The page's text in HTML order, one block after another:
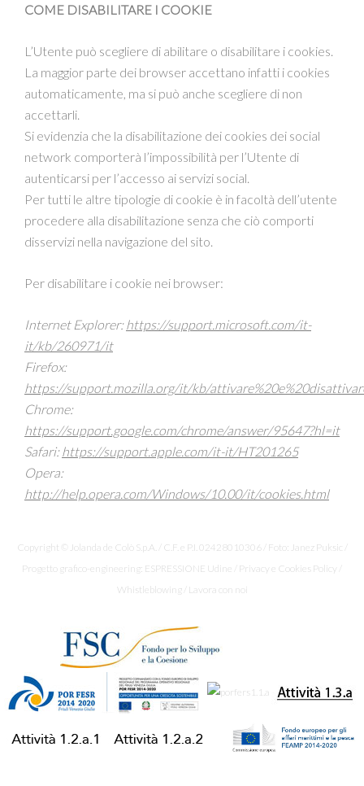
COME DISABILITARE I COOKIE
L’Utente può scegliere di abilitare o disabilitare i cookies.
La maggior parte dei browser accettano infatti i cookies
automaticamente, ma si può anche scegliere di non
accettarli.
Si evidenzia che la disabilitazione dei cookies dei social
network comporterà l’impossibilità per l’Utente di
autenticarsi per l’accesso ai servizi social.
Per tutti le altre tipologie di cookie è in facoltà dell’utente
procedere alla disabilitazione senza che ciò comporti
disservizi nella navigazione del sito.
Per disabilitare i cookie nei browser:
Internet Explorer: https://support.microsoft.com/it-
it/kb/260971/it
Firefox:
https://support.mozilla.org/it/kb/
Chrome:
https://support.google.com/chrome/answer/95647?hl=it
Safari: https://support.apple.com/it-it/HT201265
Opera:
http://help.opera.com/Windows/10.00/it/cookies.html
Copyright © Jolanda de Colò S.p.A. / C.F. e P.I. 02428010306 / Foto: Janez Puksic /
Progetto grafico-engineering: ESPRESSIONE Udine / Privacy e Cookies Policy
Whistleblowing/ Lavora con noi